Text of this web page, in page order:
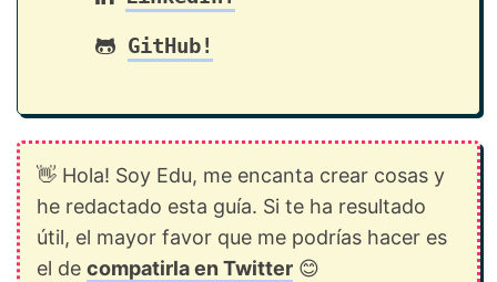
GitHub!
👋 Hola! Soy Edu, me encanta crear cosas y
he redactado esta guía. Si te ha resultado
útil, el mayor favor que me podrías hacer es
el de compatirla en Twitter 😊